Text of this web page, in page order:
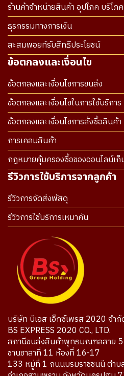
ร้านค้าจำหน่ายสินค้า อุปโภค บริโภค
ธุรกรรมทางการเงิน
สะสมพอยท์รับสิทธิประโยชน์
ข้อตกลงและเงื่อนไข
ข้อตกลงและเงื่อนไขการขนส่ง
ข้อตกลงและเงื่อนไขในการใช้บริกา
ข้อตกลงและเงื่อนไขการสั่งซื้อสินค้า
การเคลมสินค้า
กฎหมายคุ้มครองซื้อของออนไลน์เก็
รีวิวการใช้บริการจากลูกค้า
รีวิวการจัดส่งพัสดุ
รีวิวการใช้บริการเหมาคัน
บริษัท บีเอส เอ็กซ์เพรส 2020 จำกั
BS EXPRESS 2020 CO., LTD.
สถานีขนส่งสินค้าพุทธมณฑลสาย 5
ชานชาลาที่ 11 ห้องที่ 16-17
133 หมู่ที่ 1 ถนนบรมราชชนนี ตำบ